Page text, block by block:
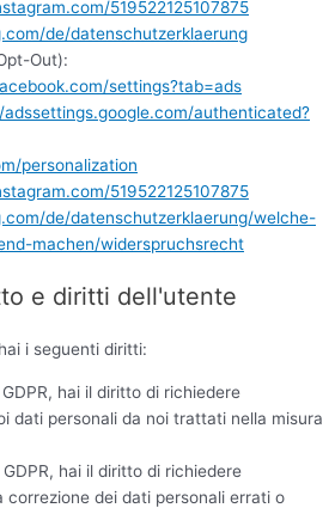
519522125107875
de/datenschutzerklaerung
Out):
settings?tab=ads
authenticated?
personalization
519522125107875
de/datenschutzerklaerung/welche-
machen/widerspruchsrecht
e diritti dell'utente
i seguenti diritti:
hai il diritto di richiedere
dati personali da noi trattati nella misura
hai il diritto di richiedere
correzione dei dati personali errati o